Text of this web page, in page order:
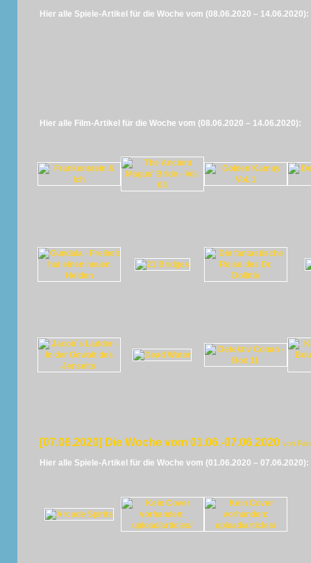
Hier alle Spiele-Artikel für die Woche vom (08.06.2020 – 14.06.2020):
Hier alle Film-Artikel für die Woche vom (08.06.2020 – 14.06.2020):
[07.06.2020] Die Woche vom 01.06.-07.06.2020 von
Hier alle Spiele-Artikel für die Woche vom (01.06.2020 – 07.06.2020):